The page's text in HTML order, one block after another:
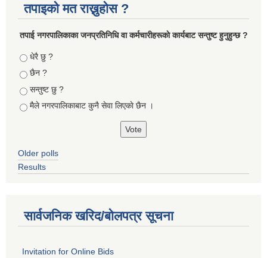
तपाइको मत राख्नुहोस ?
तपा‌ई नगरपालिकाका जनप्रतिनिधि वा कर्मचारीहरूकाे कार्यबाट सन्तुष्ट हुनुहुन्छ ?
Choices
धेरै छु ?
छैन ?
सन्तुष्ट छु ?
मैले नगरपालिकाबाट कुनै सेवा लिएकाे छैन ।
Older polls
Results
सार्वजनिक खरिद/बोलपत्र सूचना
Invitation for Online Bids